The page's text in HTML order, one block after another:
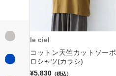
le ciel
コットン天竺カットソーポ
ロシャツ(カラシ)
¥5,830 （税込）